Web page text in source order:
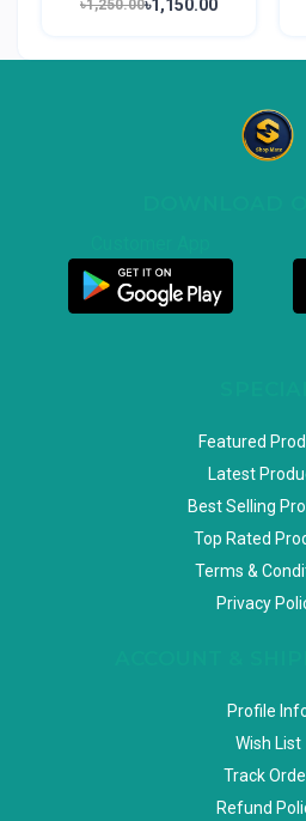
৳1,250.00৳1,150.00
Featured
Latest
Best Selling
Top Rated
Terms &
Privacy
Profile
Wish List
Track
Refund